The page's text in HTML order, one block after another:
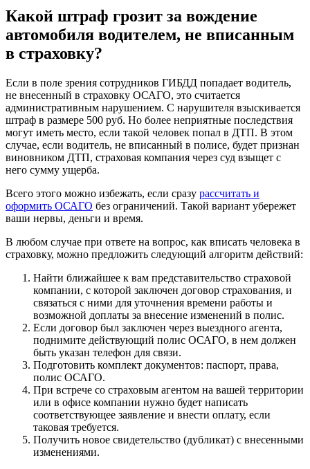
Какой штраф грозит за вождение
автомобиля водителем, не вписанным
в страховку?
Если в поле зрения сотрудников ГИБДД попадает водитель,
не внесенный в страховку ОСАГО, это считается
административным нарушением. С нарушителя взыскивается
штраф в размере 500 руб. Но более неприятные последствия
могут иметь место, если такой человек попал в ДТП. В этом
случае, если водитель, не вписанный в полисе, будет признан
виновником ДТП, страховая компания через суд взыщет с
него сумму ущерба.
Всего этого можно избежать, если сразу рассчитать и
оформить ОСАГО без ограничений. Такой вариант убережет
ваши нервы, деньги и время.
В любом случае при ответе на вопрос, как вписать человека в
страховку, можно предложить следующий алгоритм действий:
Найти ближайшее к вам представительство страховой
компании, с которой заключен договор страхования, и
связаться с ними для уточнения времени работы и
возможной доплаты за внесение изменений в полис.
Если договор был заключен через выездного агента,
поднимите действующий полис ОСАГО, в нем должен
быть указан телефон для связи.
Подготовить комплект документов: паспорт, права,
полис ОСАГО.
При встрече со страховым агентом на вашей территории
или в офисе компании нужно будет написать
соответствующее заявление и внести оплату, если
таковая требуется.
Получить новое свидетельство (дубликат) с внесенными
изменениями.